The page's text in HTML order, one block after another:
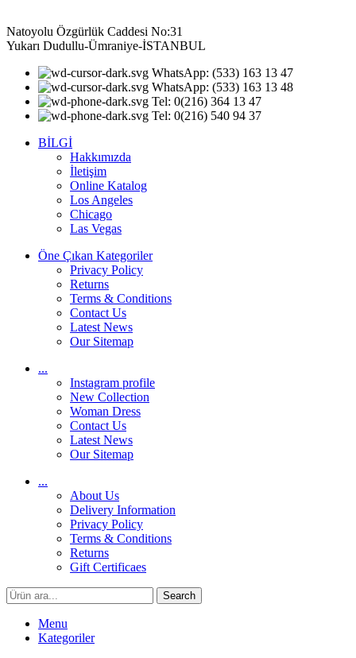
Natoyolu Özgürlük Caddesi No:31
Yukarı Dudullu-Ümraniye-İSTANBUL
WhatsApp: (533) 163 13 47
WhatsApp: (533) 163 13 48
Tel: 0(216) 364 13 47
Tel: 0(216) 540 94 37
BİLGİ
Hakkımızda
İletişim
Online Katalog
Los Angeles
Chicago
Las Vegas
Öne Çıkan Kategoriler
Privacy Policy
Returns
Terms & Conditions
Contact Us
Latest News
Our Sitemap
...
Instagram profile
New Collection
Woman Dress
Contact Us
Latest News
Our Sitemap
...
About Us
Delivery Information
Privacy Policy
Terms & Conditions
Returns
Gift Certificaes
Search
Menu
Kategoriler